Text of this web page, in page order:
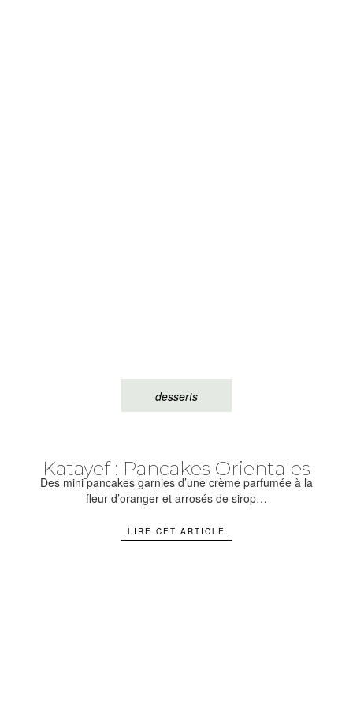
desserts
Katayef : Pancakes Orientales
Des mini pancakes garnies d’une crème parfumée à la
fleur d’oranger et arrosés de sirop…
LIRE CET ARTICLE